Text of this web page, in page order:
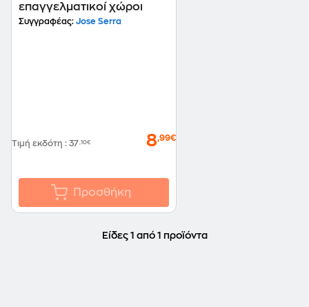
επαγγελματικοί χώροι
Συγγραφέας: Jose Serra
Τιμή εκδότη : 37,10€ 8,99€
Προσθήκη
Είδες 1 από 1 προϊόντα